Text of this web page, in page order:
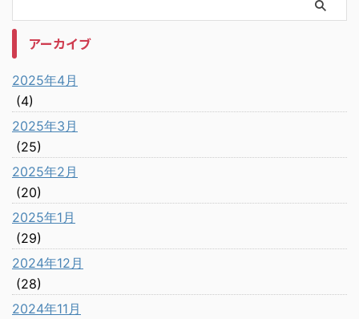
アーカイブ
2025年4月
(4)
2025年3月
(25)
2025年2月
(20)
2025年1月
(29)
2024年12月
(28)
2024年11月